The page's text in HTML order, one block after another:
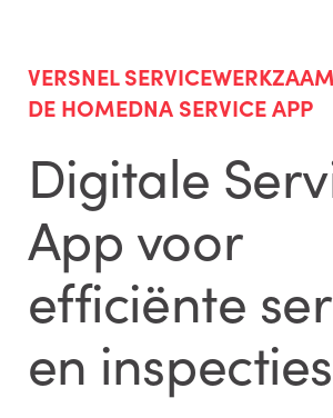
VERSNEL
DE HOMEDNA SERVICE APP
Digitale
App voor
efficiënte
en inspecties